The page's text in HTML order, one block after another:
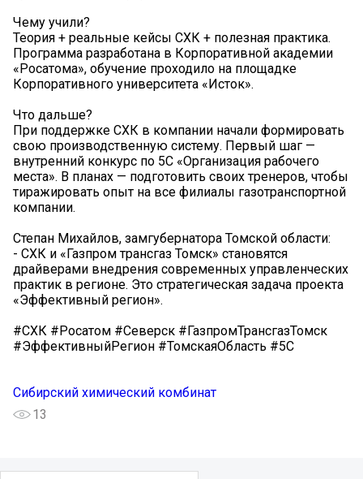
Чему учили?
Теория + реальные кейсы СХК + полезная практика.
Программа разработана в Корпоративной академии
«Росатома», обучение проходило на площадке
Корпоративного университета «Исток».
Что дальше?
При поддержке СХК в компании начали формировать
свою производственную систему. Первый шаг —
внутренний конкурс по 5С «Организация рабочего
места». В планах — подготовить своих тренеров, чтобы
тиражировать опыт на все филиалы газотранспортной
компании.
Степан Михайлов, замгубернатора Томской области:
- СХК и «Газпром трансгаз Томск» становятся
драйверами внедрения современных управленческих
практик в регионе. Это стратегическая задача проекта
«Эффективный регион».
#СХК #Росатом #Северск #ГазпромТрансгазТомск
#ЭффективныйРегион #ТомскаяОбласть #5С
Сибирский химический комбинат
13